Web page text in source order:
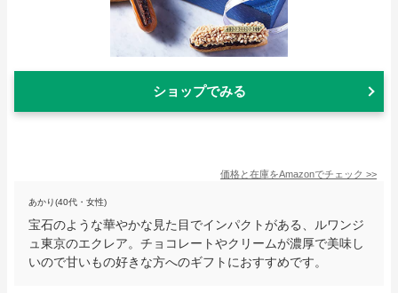
ショップでみる
価格と在庫をAmazonでチェック >>
あかり(40代・女性)
宝石のような華やかな見た目でインパクトがある、ルワンジ
ュ東京のエクレア。チョコレートやクリームが濃厚で美味し
いので甘いもの好きな方へのギフトにおすすめです。